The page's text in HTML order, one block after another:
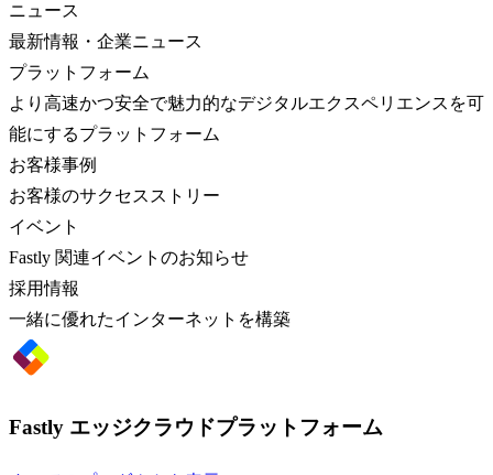
ニュース
最新情報・企業ニュース
プラットフォーム
より高速かつ安全で魅力的なデジタルエクスペリエンスを可
能にするプラットフォーム
お客様事例
お客様のサクセスストリー
イベント
Fastly 関連イベントのお知らせ
採用情報
一緒に優れたインターネットを構築
Fastly エッジクラウドプラットフォーム